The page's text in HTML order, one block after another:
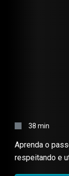
38 min
Aprenda o
respeitando e